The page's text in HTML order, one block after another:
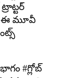
ఈ మూవీ
#గ్లోబ్